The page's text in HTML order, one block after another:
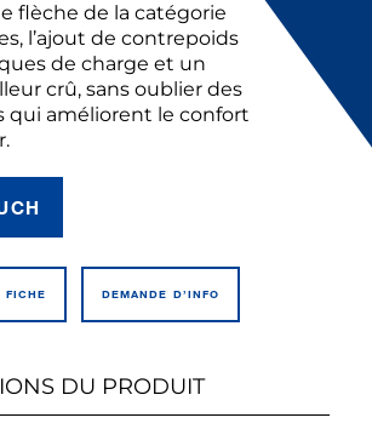
flèche de la catégorie
l’ajout de contrepoids
de charge et un
crû, sans oublier des
qui améliorent le confort
FICHE DEMANDE D’INFO
DU PRODUIT